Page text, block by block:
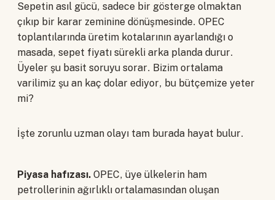
Sepetin asıl gücü, sadece bir gösterge olmaktan
çıkıp bir karar zeminine dönüşmesinde. OPEC
toplantılarında üretim kotalarının ayarlandığı o
masada, sepet fiyatı sürekli arka planda durur.
Üyeler şu basit soruyu sorar. Bizim ortalama
varilimiz şu an kaç dolar ediyor, bu bütçemize yeter
mi?
İşte zorunlu uzman olayı tam burada hayat bulur.
Piyasa hafızası. OPEC, üye ülkelerin ham
petrollerinin ağırlıklı ortalamasından oluşan